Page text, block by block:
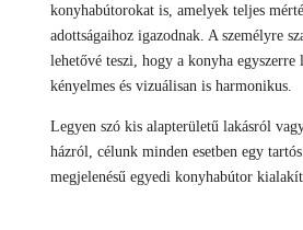
konyhabútorokat is, amelyek teljes
adottságaihoz igazodnak. A személyre
lehetővé teszi, hogy a konyha egyszerre
kényelmes és vizuálisan is harmonikus.
Legyen szó kis alapterületű lakásról
házról, célunk minden esetben egy
megjelenésű egyedi konyhabútor